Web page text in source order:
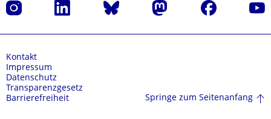
Instagram LinkedIn Bluesky Mastodon Facebook
Kontakt
Impressum
Datenschutz
Transparenzgesetz
Barrierefreiheit
Springe zum Seitenanfang